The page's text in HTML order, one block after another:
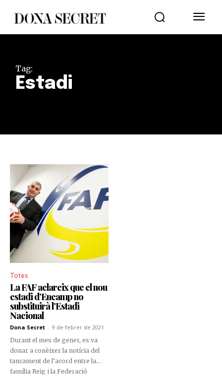
Tag:
Estadi
Totes
La FAF aclareix que el nou
estadi d’Encamp no
substituirà l’Estadi
Nacional
Dona Secret - 9 de febrer de 2021
Durant el mes de gener, es va
donar a conèixer la notícia del
tancament de l’acord entre la
família Reig i la Federació